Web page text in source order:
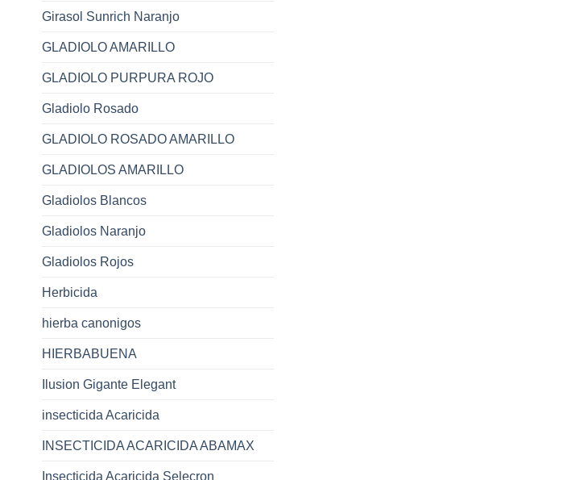
Girasol Sunrich Naranjo
GLADIOLO AMARILLO
GLADIOLO PURPURA ROJO
Gladiolo Rosado
GLADIOLO ROSADO AMARILLO
GLADIOLOS AMARILLO
Gladiolos Blancos
Gladiolos Naranjo
Gladiolos Rojos
Herbicida
hierba canonigos
HIERBABUENA
Ilusion Gigante Elegant
insecticida Acaricida
INSECTICIDA ACARICIDA ABAMAX
Insecticida Acaricida Selecron